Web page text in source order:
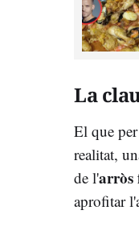
La
El que
realitat,
de l'arròs
aprofitar